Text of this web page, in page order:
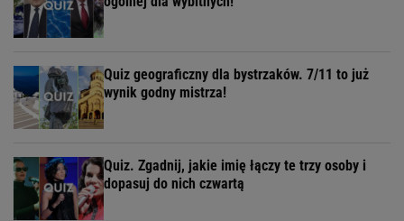
Quiz geograficzny dla bystrzaków. 7/11 to już
wynik godny mistrza!
Quiz. Zgadnij, jakie imię łączy te trzy osoby i
dopasuj do nich czwartą